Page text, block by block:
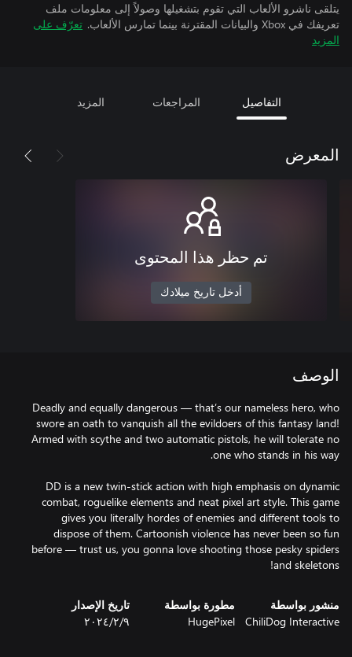
يتلقى ناشرو الألعاب التي تقوم بتشغيلها وصولاً إلى معلومات ملف
تعريفك في Xbox والبيانات المقترنة بينما تمارس الألعاب.
تعرّف على
المزيد
التفاصيل المراجعات المزيد
المعرض
تم حظر هذا المحتوى
أدخل تاريخ ميلادك
الوصف
Deadly and equally dangerous — that’s our nameless hero, who
swore an oath to vanquish all the evildoers of this fantasy land!
Armed with scythe and two automatic pistols, he will tolerate no
DD is a new twin-stick action with high emphasis on dynamic
combat, roguelike elements and neat pixel art style. This game
gives you literally hordes of enemies and different tools to
dispose of them. Cartoonish violence has never been so fun
before — trust us, you gonna love shooting those pesky spiders
and skeletons!
منشور بواسطة
ChiliDog Interactive
مطورة بواسطة
HugePixel
تاريخ الإصدار
٩‏/٢‏/٢٠٢٤